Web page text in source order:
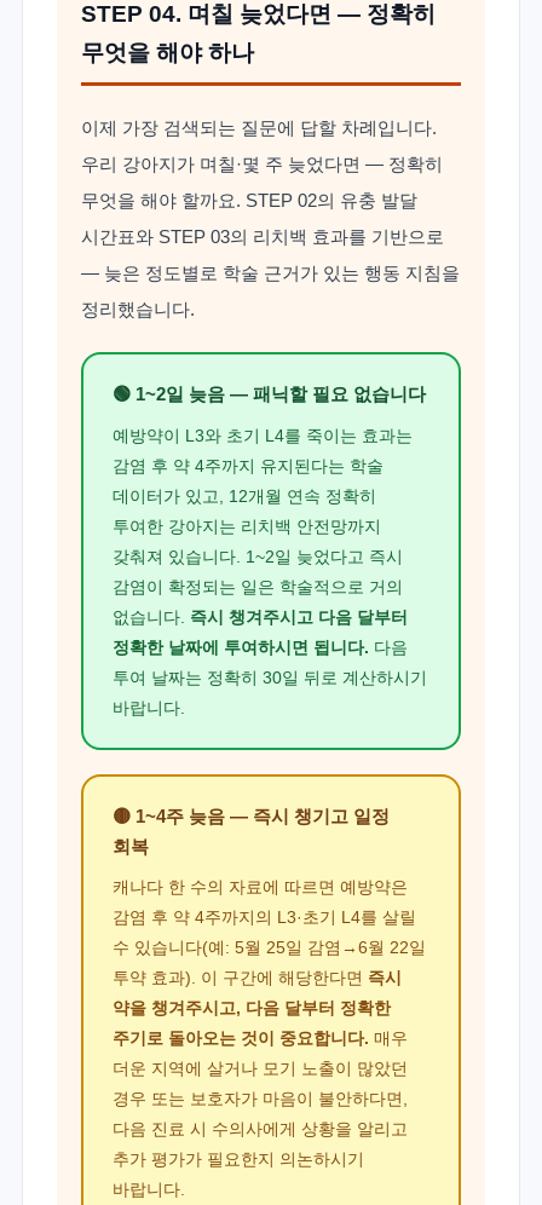
STEP 04. 며칠 늦었다면 — 정확히
무엇을 해야 하나
이제 가장 검색되는 질문에 답할 차례입니다.
우리 강아지가 며칠·몇 주 늦었다면 — 정확히
무엇을 해야 할까요. STEP 02의 유충 발달
시간표와 STEP 03의 리치백 효과를 기반으로
— 늦은 정도별로 학술 근거가 있는 행동 지침을
정리했습니다.
🟢 1~2일 늦음 — 패닉할 필요 없습니다
예방약이 L3와 초기 L4를 죽이는 효과는
감염 후 약 4주까지 유지된다는 학술
데이터가 있고, 12개월 연속 정확히
투여한 강아지는 리치백 안전망까지
갖춰져 있습니다. 1~2일 늦었다고 즉시
감염이 확정되는 일은 학술적으로 거의
없습니다. 즉시 챙겨주시고 다음 달부터
정확한 날짜에 투여하시면 됩니다. 다음
투여 날짜는 정확히 30일 뒤로 계산하시기
바랍니다.
🟡 1~4주 늦음 — 즉시 챙기고 일정
회복
캐나다 한 수의 자료에 따르면 예방약은
감염 후 약 4주까지의 L3·초기 L4를 살릴
수 있습니다(예: 5월 25일 감염→6월 22일
투약 효과). 이 구간에 해당한다면 즉시
약을 챙겨주시고, 다음 달부터 정확한
주기로 돌아오는 것이 중요합니다. 매우
더운 지역에 살거나 모기 노출이 많았던
경우 또는 보호자가 마음이 불안하다면,
다음 진료 시 수의사에게 상황을 알리고
추가 평가가 필요한지 의논하시기
바랍니다.